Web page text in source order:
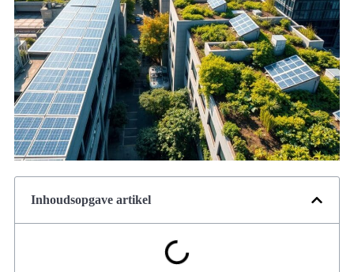
Inhoudsopgave artikel